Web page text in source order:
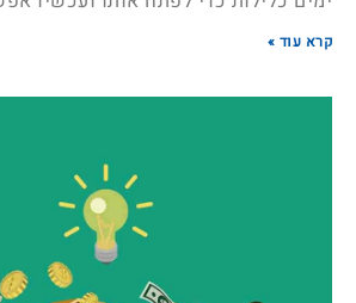
קרא עוד »